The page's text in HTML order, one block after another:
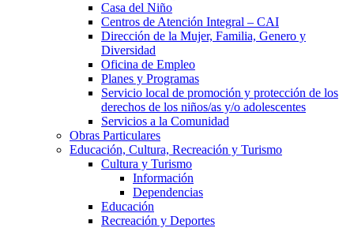
Casa del Niño
Centros de Atención Integral – CAI
Dirección de la Mujer, Familia, Genero y
Diversidad
Oficina de Empleo
Planes y Programas
Servicio local de promoción y protección de los
derechos de los niños/as y/o adolescentes
Servicios a la Comunidad
Obras Particulares
Educación, Cultura, Recreación y Turismo
Cultura y Turismo
Información
Dependencias
Educación
Recreación y Deportes